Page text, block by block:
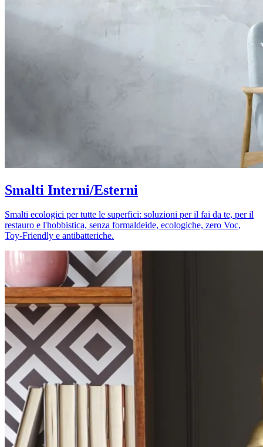
Smalti Interni/Esterni
Smalti ecologici per tutte le superfici: soluzioni per il fai da te, per il
restauro e l'hobbistica, senza formaldeide, ecologiche, zero Voc,
Toy-Friendly e antibatteriche.